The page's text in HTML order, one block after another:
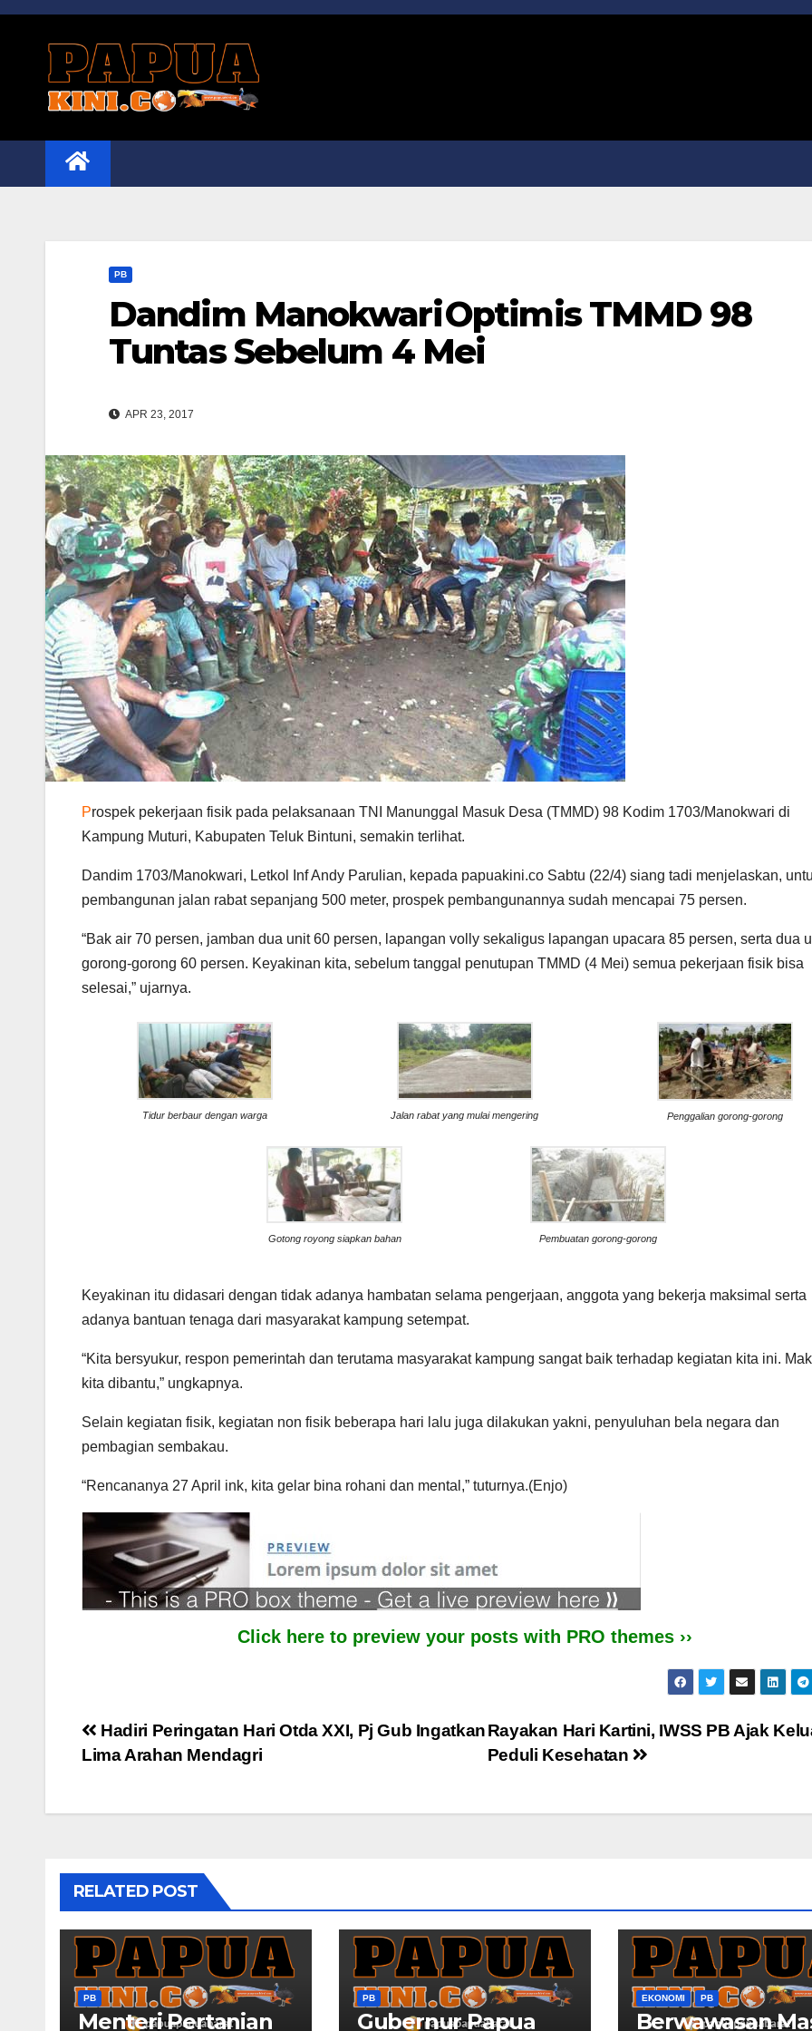
Skip
PB
Dandim Manokwari ⁠⁠⁠Optimis TMMD 98
Tuntas Sebelum 4 Mei
APR 23, 2017
Prospek pekerjaan fisik pada pelaksanaan TNI Manunggal Masuk Desa (TMMD) 98 Kodim 1703/Manokwari di
Kampung Muturi, Kabupaten Teluk Bintuni, semakin terlihat.
Dandim 1703/Manokwari, Letkol Inf Andy Parulian, kepada papuakini.co Sabtu (22/4) siang tadi menjelaskan,
pembangunan jalan rabat sepanjang 500 meter, prospek pembangunannya sudah mencapai 75 persen.
“Bak air 70 persen, jamban dua unit 60 persen, lapangan volly sekaligus lapangan upacara 85 persen, serta dua
gorong-gorong 60 persen. Keyakinan kita, sebelum tanggal penutupan TMMD (4 Mei) semua pekerjaan fisik bisa
selesai,” ujarnya.
Tidur berbaur dengan warga Jalan rabat yang mulai mengering Penggalian gorong-gorong
Gotong royong siapkan bahan Pembuatan gorong-gorong
Keyakinan itu didasari dengan tidak adanya hambatan selama pengerjaan, anggota yang bekerja maksimal serta
adanya bantuan tenaga dari masyarakat kampung setempat.
“Kita bersyukur, respon pemerintah dan terutama masyarakat kampung sangat baik terhadap kegiatan kita ini.
kita dibantu,” ungkapnya.
Selain kegiatan fisik, kegiatan non fisik beberapa hari lalu juga dilakukan yakni, penyuluhan bela negara dan
pembagian sembakau.
“Rencananya 27 April ink, kita gelar bina rohani dan mental,” tuturnya.(Enjo)
Click here to preview your posts with PRO themes ››
Post
Rayakan Hari Kartini, IWSS PB Ajak
Peduli Kesehatan
Hadiri Peringatan Hari Otda XXI, Pj Gub Ingatkan
Lima Arahan Mendagri
RELATED POST
PB
Menteri Pertanian
PB
Gubernur Papua
EKONOMI PB
Berwawasan